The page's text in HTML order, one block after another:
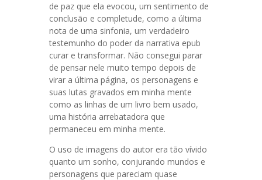
de paz que ela evocou, um sentimento de
conclusão e completude, como a última
nota de uma sinfonia, um verdadeiro
testemunho do poder da narrativa epub
curar e transformar. Não consegui parar
de pensar nele muito tempo depois de
virar a última página, os personagens e
suas lutas gravados em minha mente
como as linhas de um livro bem usado,
uma história arrebatadora que
permaneceu em minha mente.
O uso de imagens do autor era tão vívido
quanto um sonho, conjurando mundos e
personagens que pareciam quase